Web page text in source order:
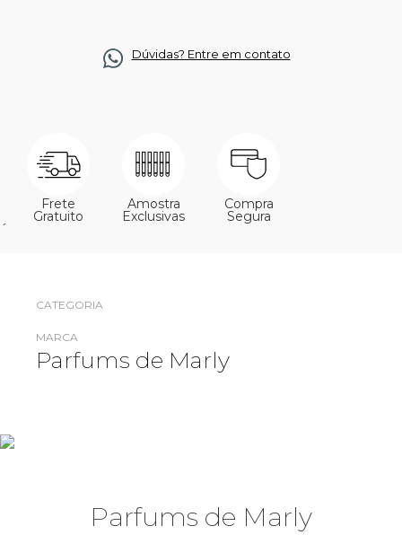
Dúvidas? Entre em contato
Frete
Gratuito
Amostra
Exclusivas
Compra
Segura
´
CATEGORIA
MARCA
Parfums de Marly
Parfums de Marly